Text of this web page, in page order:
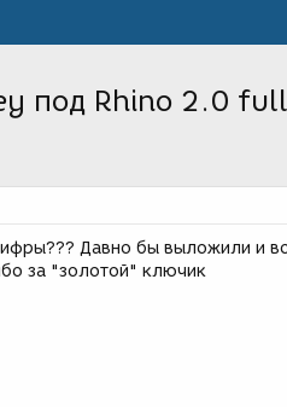
под Rhino 2.0 full
Давно бы выложили и
за "золотой" ключик